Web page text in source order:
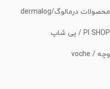
محصولات درمالوگ/dermalog
PI SHOP / پی شاپ
وچه / voche